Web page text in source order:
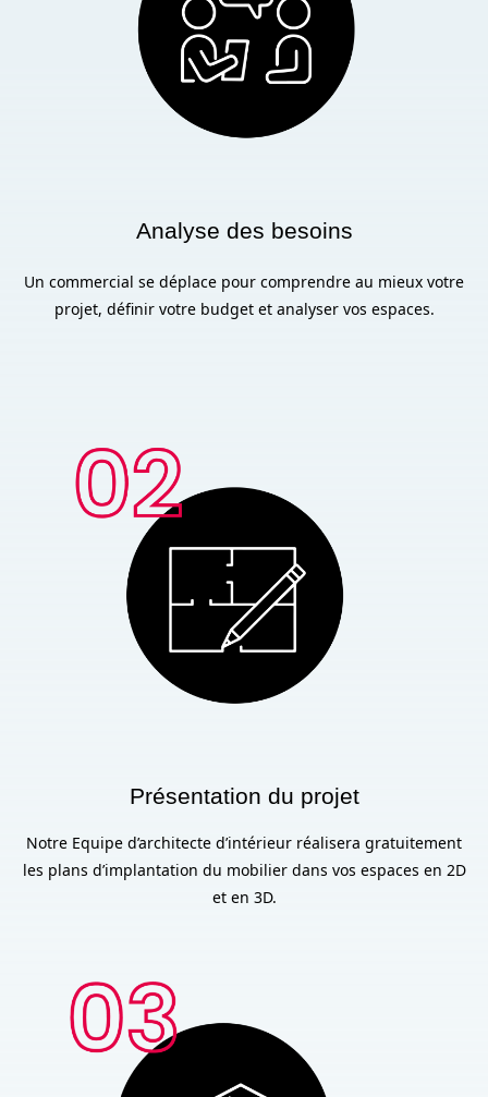
Analyse des besoins
Un commercial se déplace pour comprendre au mieux votre
projet, définir votre budget et analyser vos espaces.
Présentation du projet
Notre Equipe d’architecte d’intérieur réalisera gratuitement
les plans d’implantation du mobilier dans vos espaces en 2D
et en 3D.